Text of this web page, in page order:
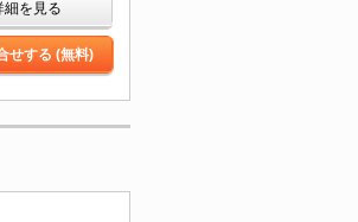
細を見る
せする (無料)